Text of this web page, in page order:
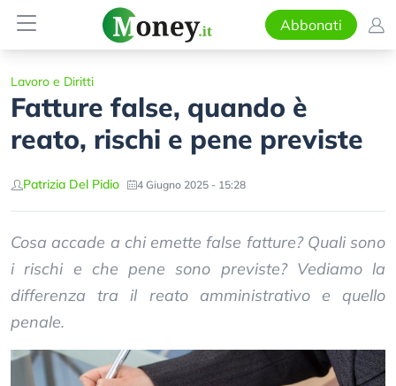
Abbonati
Lavoro e Diritti
Fatture false, quando è
reato, rischi e pene previste
Patrizia Del Pidio 4 Giugno 2025 - 15:28
Cosa accade a chi emette false fatture? Quali sono
i rischi e che pene sono previste? Vediamo la
differenza tra il reato amministrativo e quello
penale.